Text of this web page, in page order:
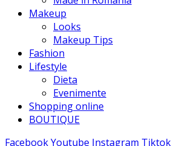
Makeup
Looks
Makeup Tips
Fashion
Lifestyle
Dieta
Evenimente
Shopping online
BOUTIQUE
FacebookYoutube Instagram Tiktok